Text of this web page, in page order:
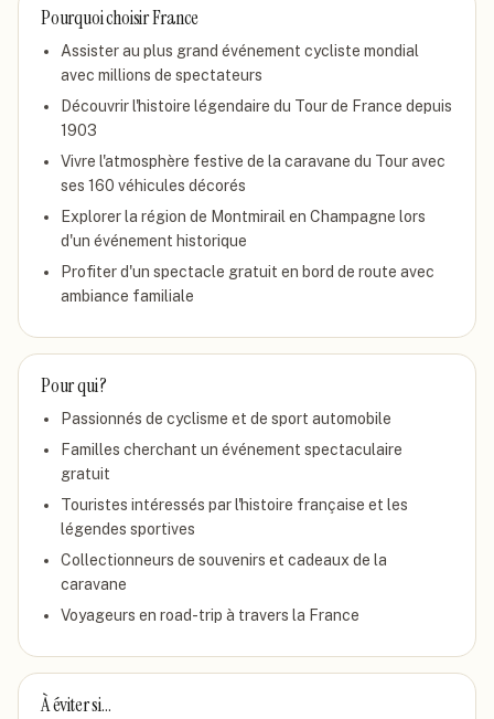
Pourquoi choisirFrance
Assister au plus grand événement cycliste mondial
avec millions de spectateurs
Découvrir l'histoire légendaire du Tour de France depuis
1903
Vivre l'atmosphère festive de la caravane du Tour avec
ses 160 véhicules décorés
Explorer la région de Montmirail en Champagne lors
d'un événement historique
Profiter d'un spectacle gratuit en bord de route avec
ambiance familiale
Pour qui ?
Passionnés de cyclisme et de sport automobile
Familles cherchant un événement spectaculaire
gratuit
Touristes intéressés par l'histoire française et les
légendes sportives
Collectionneurs de souvenirs et cadeaux de la
caravane
Voyageurs en road-trip à travers la France
À éviter si…